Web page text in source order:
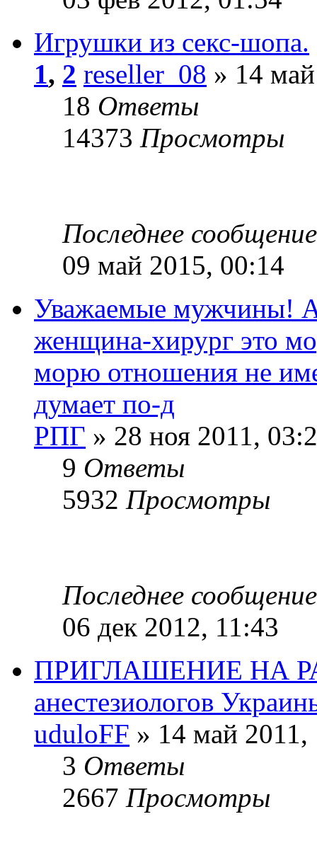
Игрушки из секс-шопа.
1, 2 reseller_08 » 14
18 Ответы
14373 Просмотры
Последнее
09 май 2015, 00:14
Уважаемые мужчины! А
женщина-хирург это
морю отношения не
думает по-д
РПГ » 28 ноя 2011,
9 Ответы
5932 Просмотры
Последнее
06 дек 2012, 11:43
ПРИГЛАШЕНИЕ НА
анестезиологов
uduloFF » 14 май 2011,
3 Ответы
2667 Просмотры